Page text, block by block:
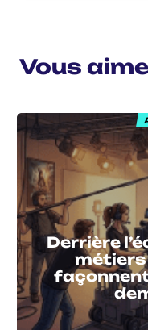
Vous
Derrière
métiers